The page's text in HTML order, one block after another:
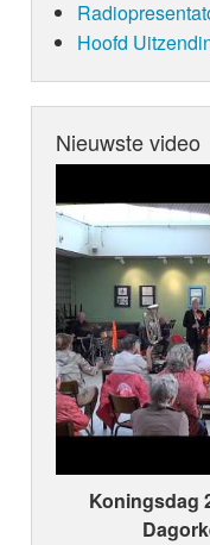
Hoofd
Nieuwste video
Koningsdag